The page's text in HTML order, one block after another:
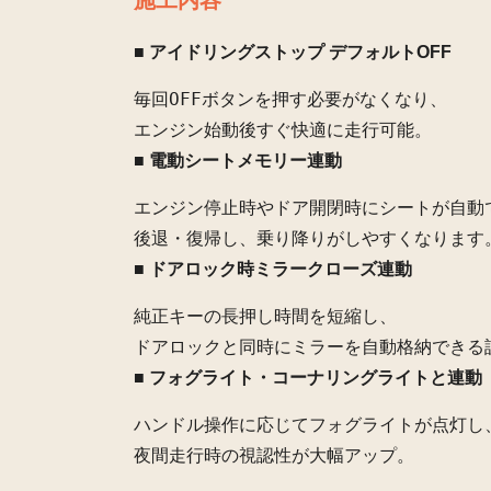
■ アイドリングストップ デフォルトOFF
毎回OFFボタンを押す必要がなくなり、
エンジン始動後すぐ快適に走行可能。
■ 電動シートメモリー連動
エンジン停止時やドア開閉時にシートが自動
後退・復帰し、乗り降りがしやすくなります。
■ ドアロック時ミラークローズ連動
純正キーの長押し時間を短縮し、
ドアロックと同時にミラーを自動格納できる
■ フォグライト・コーナリングライトと連動
ハンドル操作に応じてフォグライトが点灯し、
夜間走行時の視認性が大幅アップ。